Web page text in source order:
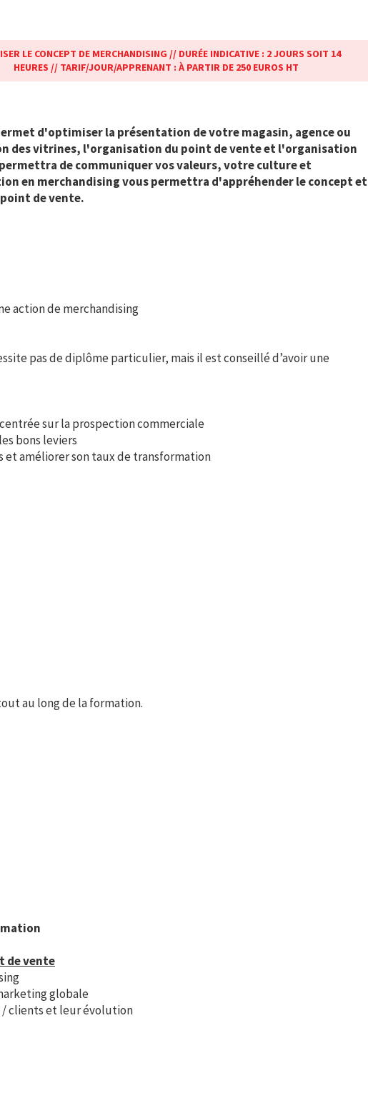
LE CONCEPT DE MERCHANDISING // DURÉE INDICATIVE : 2 JOURS SOIT 14
HEURES // TARIF/JOUR/APPRENANT : À PARTIR DE 250 EUROS HT
d'optimiser la présentation de votre magasin, agence ou
des vitrines, l'organisation du point de vente et l'organisation
de communiquer vos valeurs, votre culture et
en merchandising vous permettra d'appréhender le concept et
de vente.
action de merchandising
pas de diplôme particulier, mais il est conseillé d’avoir une
sur la prospection commerciale
bons leviers
améliorer son taux de transformation
au long de la formation.
de vente
globale
/ clients et leur évolution